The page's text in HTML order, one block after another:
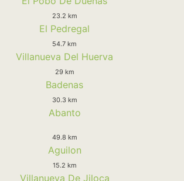
23.2 km
El Pedregal
54.7 km
Villanueva Del Huerva
29 km
Badenas
30.3 km
Abanto
49.8 km
Aguilon
15.2 km
Villanueva De Jiloca